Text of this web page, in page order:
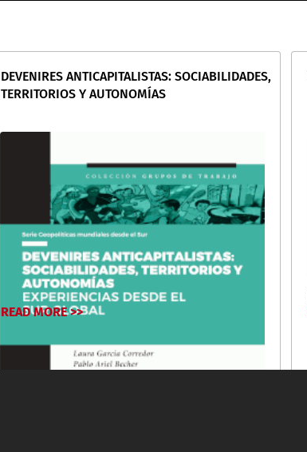
DEVENIRES ANTICAPITALISTAS: SOCIABILIDADES,
TERRITORIOS Y AUTONOMÍAS
READ MORE >>